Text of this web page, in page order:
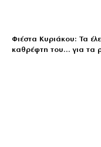
Φιέστα Κυριάκου: Τα
καθρέφτη του… για τα